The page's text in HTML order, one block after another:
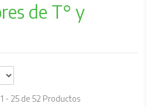
de T° y
- 25 de 52 Productos